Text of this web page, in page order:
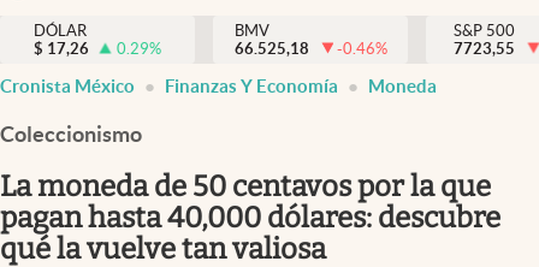
México
Dólar y mercados
Pc y celular
Vida y estilo
DÓLAR
$ 17,26 0.29%
BMV
66.525,18
-0.46%
S&P 500
7723,55
Cronista México Finanzas Y Economía Moneda
Coleccionismo
La moneda de 50 centavos por la que
pagan hasta 40,000 dólares: descubre
qué la vuelve tan valiosa